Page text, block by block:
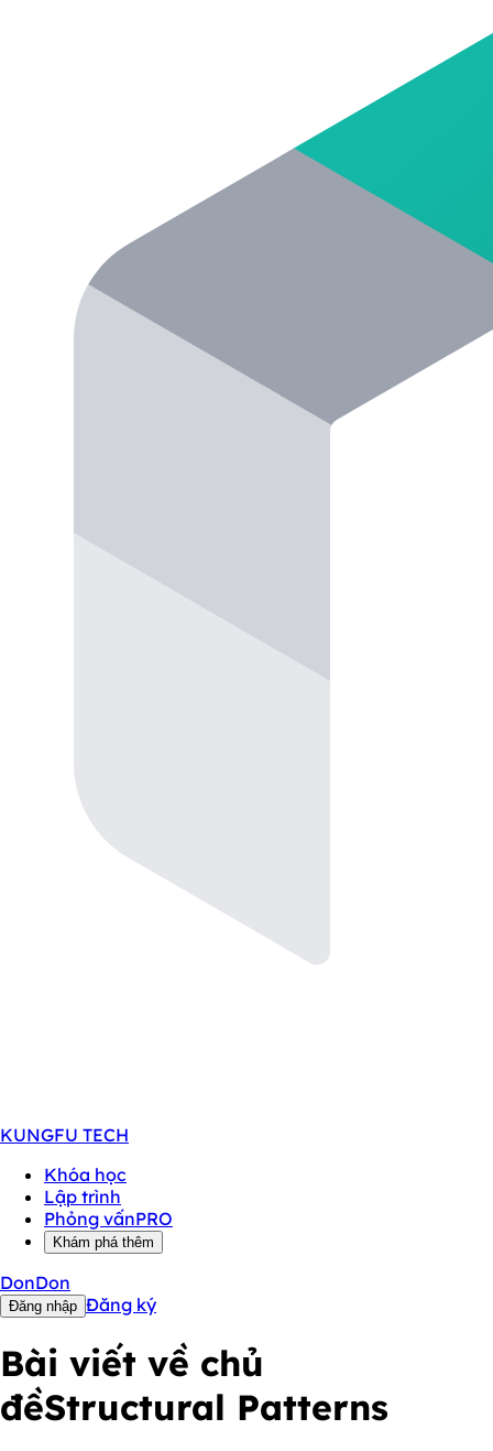
KUNGFU TECH
Khóa học
Lập trình
Phỏng vấnPRO
Khám phá thêm
DonDon
Đăng nhập Đăng ký
Bài viết về chủ
đềStructural Patterns